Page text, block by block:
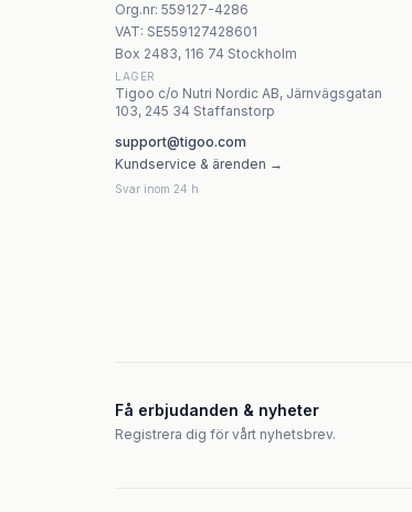
Org.nr: 559127-4286
VAT: SE559127428601
Box 2483, 116 74 Stockholm
LAGER
Tigoo c/o Nutri Nordic AB, Järnvägsgatan
103, 245 34 Staffanstorp
support@tigoo.com
Kundservice & ärenden →
Svar inom 24 h
Få erbjudanden & nyheter
Registrera dig för vårt nyhetsbrev.